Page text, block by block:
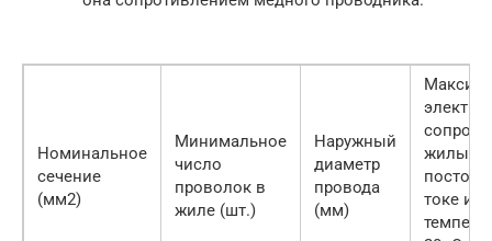
Номинальное
сечение
(мм2)
Минимальное
число
проволок в
жиле (шт.)
Наружный
диаметр
провода
(мм)
жилы
токе и